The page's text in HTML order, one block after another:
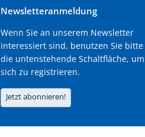
Newsletteranmeldung
Wenn Sie an unserem Newsletter
interessiert sind, benutzen Sie bitte
die untenstehende Schaltfläche, um
sich zu registrieren.
Jetzt abonnieren!